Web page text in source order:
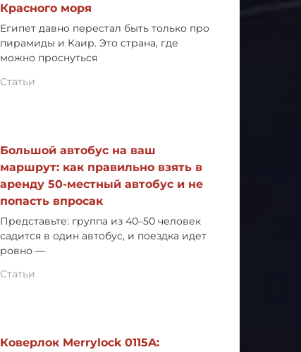
Красного моря
Египет давно перестал быть только про
пирамиды и Каир. Это страна, где
можно проснуться
Статьи
Большой автобус на ваш
маршрут: как правильно взять в
аренду 50-местный автобус и не
попасть впросак
Представьте: группа из 40–50 человек
садится в один автобус, и поездка идет
ровно —
Статьи
Коверлок Merrylock 0115A: